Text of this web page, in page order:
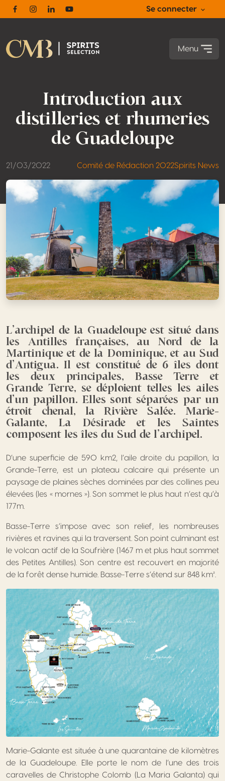
FacebookInstagram
LinkedinYoutube
Se connecter
Menu
Introduction aux
distilleries et rhumeries
de Guadeloupe
21/03/2022 Comité de Rédaction 2022Spirits News
L’archipel de la Guadeloupe est situé dans
les Antilles françaises, au Nord de la
Martinique et de la Dominique, et au Sud
d’Antigua. Il est constitué de 6 îles dont
les deux principales, Basse Terre et
Grande Terre, se déploient telles les ailes
d’un papillon. Elles sont séparées par un
étroit chenal, la Rivière Salée. Marie-
Galante, La Désirade et les Saintes
composent les îles du Sud de l’archipel.
D’une superficie de 590 km2, l’aile droite du papillon, la
Grande-Terre, est un plateau calcaire qui présente un
paysage de plaines sèches dominées par des collines peu
élevées (les « mornes »). Son sommet le plus haut n’est qu’à
177m.
Basse-Terre s’impose avec son relief, les nombreuses
rivières et ravines qui la traversent. Son point culminant est
le volcan actif de la Soufrière (1467 m et plus haut sommet
des Petites Antilles). Son centre est recouvert en majorité
de la forêt dense humide. Basse-Terre s’étend sur 848 km².
Marie-Galante est située à une quarantaine de kilomètres
de la Guadeloupe. Elle porte le nom de l’une des trois
caravelles de Christophe Colomb (La Maria Galanta) qui